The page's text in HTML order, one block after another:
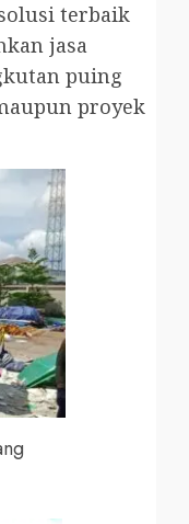
terbaik
jasa
puing
proyek